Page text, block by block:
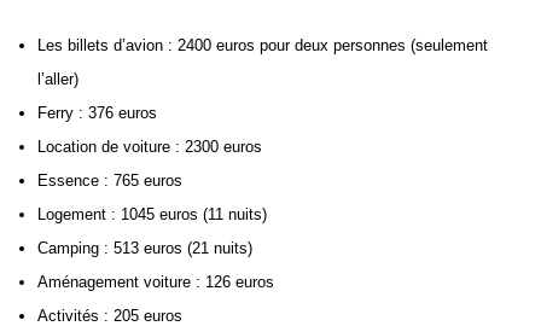
Les billets d’avion : 2400 euros pour deux personnes (seulement
l’aller)
Ferry : 376 euros
Location de voiture : 2300 euros
Essence : 765 euros
Logement : 1045 euros (11 nuits)
Camping : 513 euros (21 nuits)
Aménagement voiture : 126 euros
Activités : 205 euros